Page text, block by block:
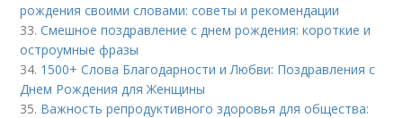
рождения своими словами: советы и рекомендации
33.Смешное поздравление с днем рождения: короткие и
остроумные фразы
34. 1500+ Слова Благодарности и Любви: Поздравления с
Днем Рождения для Женщины
35. Важность репродуктивного здоровья для общества: